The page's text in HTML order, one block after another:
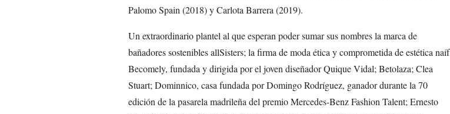
Palomo Spain (2018) y Carlota Barrera (2019).
Un extraordinario plantel al que esperan poder sumar sus nombres la marca de
bañadores sostenibles allSisters; la firma de moda ética y comprometida de estética naíf
Becomely, fundada y dirigida por el joven diseñador Quique Vidal; Betolaza; Clea
Stuart; Dominnico, casa fundada por Domingo Rodríguez, ganador durante la 70
edición de la pasarela madrileña del premio Mercedes-Benz Fashion Talent; Ernesto